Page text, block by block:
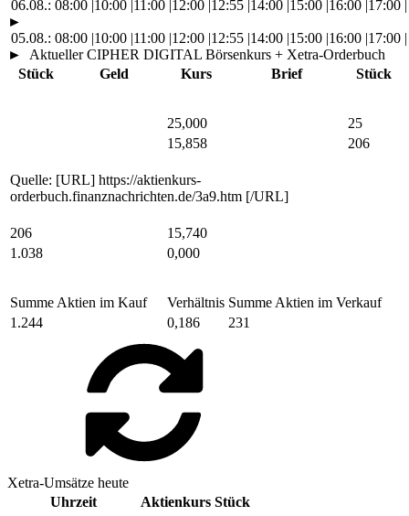
06.08.: 08:00 10:00 11:00 12:00 12:55 14:00 15:00 16:00 17:00
►
05.08.: 08:00 |10:00 |11:00 |12:00 |12:55 |14:00 |15:00 |16:00 |17:00 |
►
Aktueller CIPHER DIGITAL Börsenkurs + Xetra-Orderbuch
Stück
Geld Kurs Brief Stück
25,000
25
15,858
206
Quelle: [URL] https://aktienkurs-
orderbuch.finanznachrichten.de/3a9.htm [/URL]
206
15,740
1.038
0,000
Summe Aktien im Kauf Verhältnis Summe Aktien im Verkauf
1.244
0,186 231
Xetra-Umsätze heute
Uhrzeit
Aktienkurs Stück